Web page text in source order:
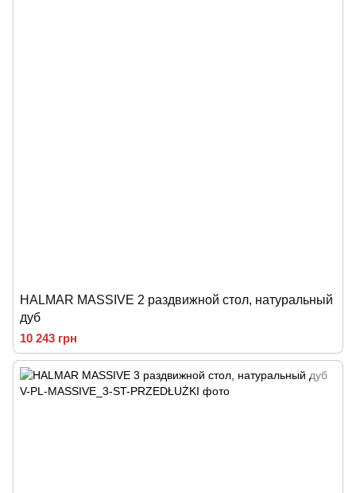
HALMAR MASSIVE 2 раздвижной стол, натуральный
дуб
10 243 грн